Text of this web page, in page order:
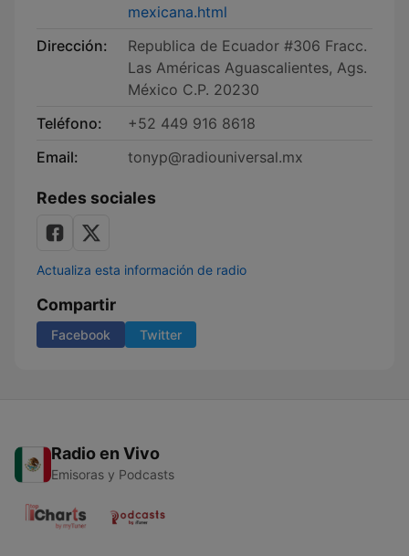
mexicana.html
Dirección:
Republica de Ecuador #306 Fracc.
Las Américas Aguascalientes, Ags.
México C.P. 20230
Teléfono:
+52 449 916 8618
Email:
tonyp@radiouniversal.mx
Redes sociales
Actualiza esta información de radio
Compartir
Facebook Twitter
Radio en Vivo
Emisoras y Podcasts